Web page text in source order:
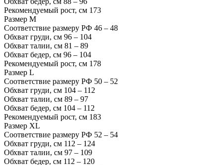
Рекомендуемый рост, см 173
Размер M
Соответствие размеру РФ 46 – 48
Обхват груди, см 96 – 104
Обхват талии, см 81 – 89
Обхват бедер, см 96 – 104
Рекомендуемый рост, см 178
Размер L
Соответствие размеру РФ 50 – 52
Обхват груди, см 104 – 112
Обхват талии, см 89 – 97
Обхват бедер, см 104 – 112
Рекомендуемый рост, см 183
Размер XL
Соответствие размеру РФ 52 – 54
Обхват груди, см 112 – 124
Обхват талии, см 97 – 109
Обхват бедер, см 112 – 120